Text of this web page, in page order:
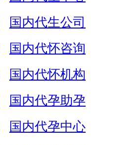
国内代生公司
国内代怀咨询
国内代怀机构
国内代孕助孕
国内代孕中心